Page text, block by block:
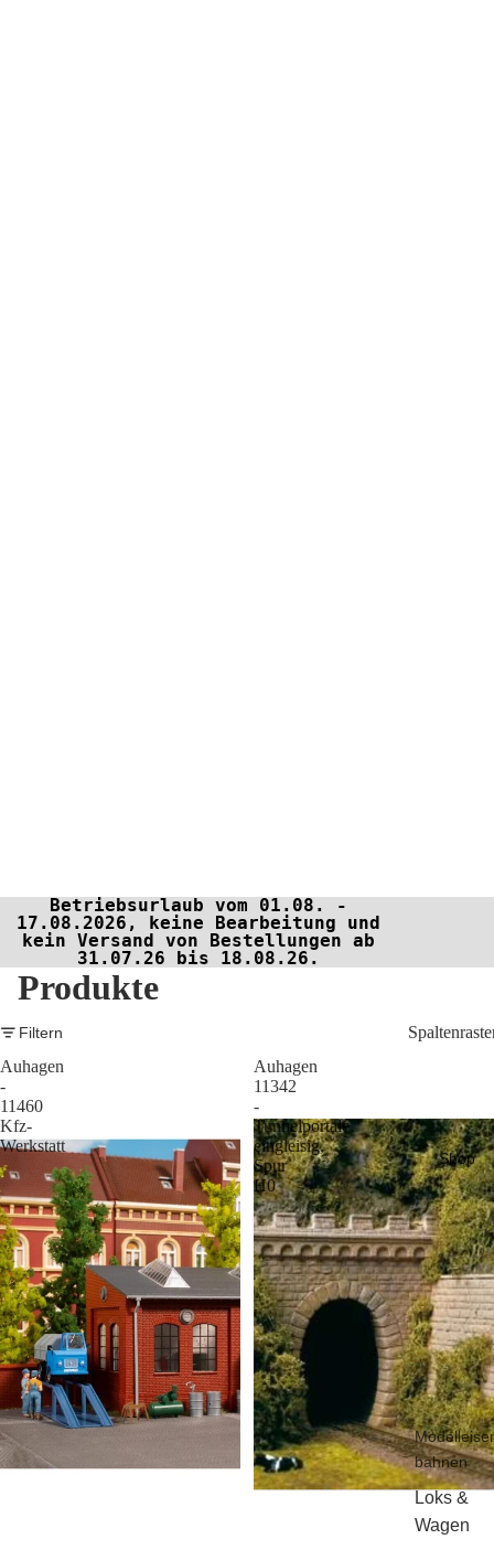
Shop
bahnen
Loks &
Wagen
Betriebsurlaub vom 01.08. -
17.08.2026, keine Bearbeitung und
kein Versand von Bestellungen ab
31.07.26 bis 18.08.26.
Produkte
Filtern
Auhagen
-
11460
Kfz-
Werkstatt
Auhagen
11342
-
Tunnelportale
eingleisig,
Spur
H0